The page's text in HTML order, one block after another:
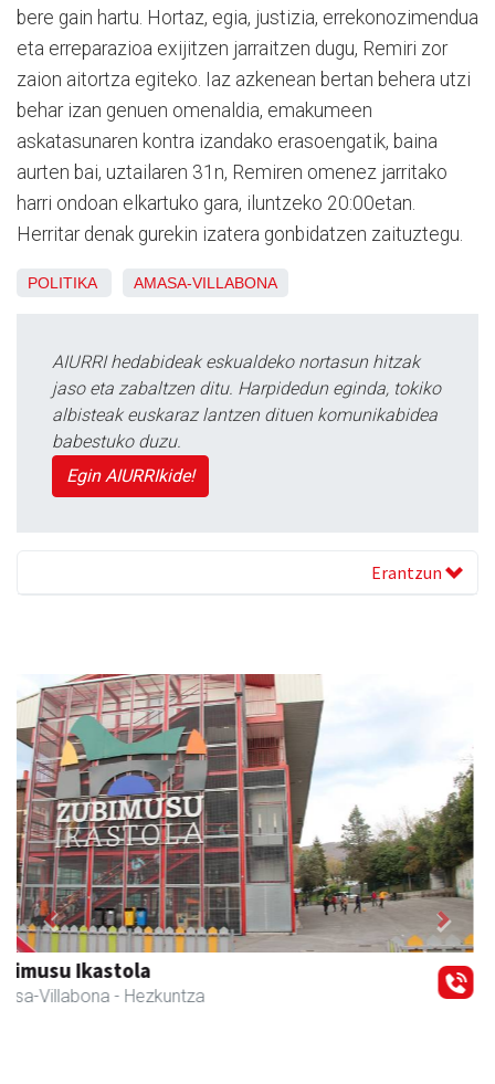
bere gain hartu. Hortaz, egia, justizia, errekonozimendua
eta erreparazioa exijitzen jarraitzen dugu, Remiri zor
zaion aitortza egiteko. Iaz azkenean bertan behera utzi
behar izan genuen omenaldia, emakumeen
askatasunaren kontra izandako erasoengatik, baina
aurten bai, uztailaren 31n, Remiren omenez jarritako
harri ondoan elkartuko gara, iluntzeko 20:00etan.
Herritar denak gurekin izatera gonbidatzen zaituztegu.
POLITIKA AMASA-VILLABONA
AIURRI hedabideak eskualdeko nortasun hitzak
jaso eta zabaltzen ditu. Harpidedun eginda, tokiko
albisteak euskaraz lantzen dituen komunikabidea
babestuko duzu.
Egin AIURRIkide!
Erantzun
Amasa-Villabonako Udala
Amasa-Villabona - Udaletxeak
Previous Next